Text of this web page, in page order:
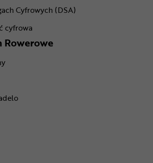
Cyfrowych (DSA)
cyfrowa
Rowerowe